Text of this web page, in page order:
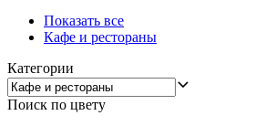
Показать все
Кафе и рестораны
Категории
Поиск по цвету